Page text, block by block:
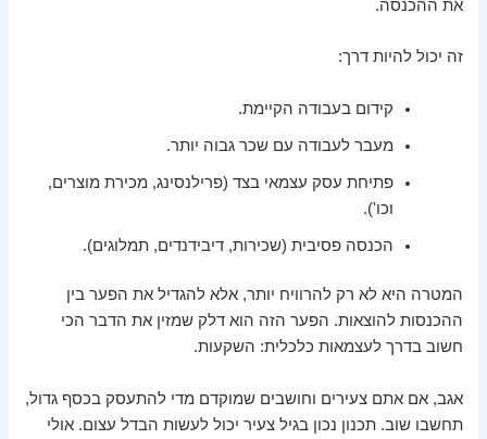
את ההכנסה.
זה יכול להיות דרך:
קידום בעבודה הקיימת.
מעבר לעבודה עם שכר גבוה יותר.
פתיחת עסק עצמאי בצד (פרילנסינג, מכירת מוצרים,
וכו').
הכנסה פסיבית (שכירות, דיבידנדים, תמלוגים).
המטרה היא לא רק להרוויח יותר, אלא להגדיל את הפער בין
ההכנסות להוצאות. הפער הזה הוא דלק שמזין את הדבר הכי
חשוב בדרך לעצמאות כלכלית: השקעות.
אגב, אם אתם צעירים וחושבים שמוקדם מדי להתעסק בכסף גדול,
תחשבו שוב. תכנון נכון בגיל צעיר יכול לעשות הבדל עצום. אולי